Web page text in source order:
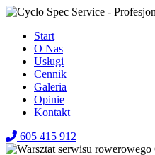
Start
O Nas
Usługi
Cennik
Galeria
Opinie
Kontakt
605 415 912